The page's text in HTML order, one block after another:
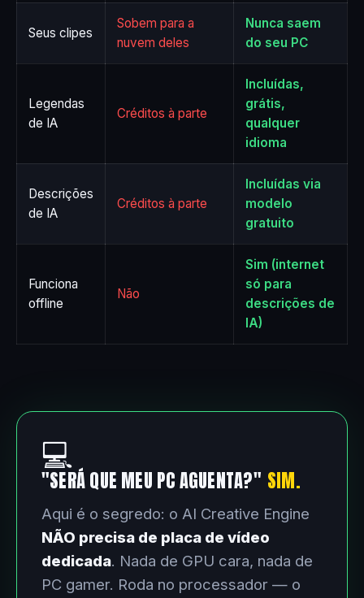
Seus clipes
Sobem para a
nuvem deles
Nunca saem
do seu PC
Legendas
de IA
Créditos à parte
Incluídas,
grátis,
qualquer
idioma
Descrições
de IA
Créditos à parte
Incluídas via
modelo
gratuito
Funciona
offline
Não
Sim (internet
só para
descrições de
IA)
💻
"SERÁ QUE MEU PC AGUENTA?" SIM.
Aqui é o segredo: o AI Creative Engine
NÃO precisa de placa de vídeo
dedicada. Nada de GPU cara, nada de
PC gamer. Roda no processador — o